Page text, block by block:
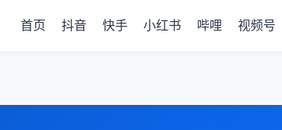
首页 抖音 快手 小红书 哔哩 视频号